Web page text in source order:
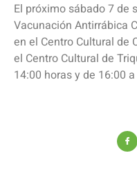
El próximo sábado 7 de
Vacunación Antirrábica
en el Centro Cultural de
el Centro Cultural de
14:00 horas y de 16:00